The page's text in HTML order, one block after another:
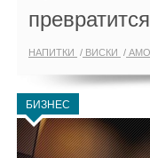
НАПИТКИ ВИСКИ
БИЗНЕС